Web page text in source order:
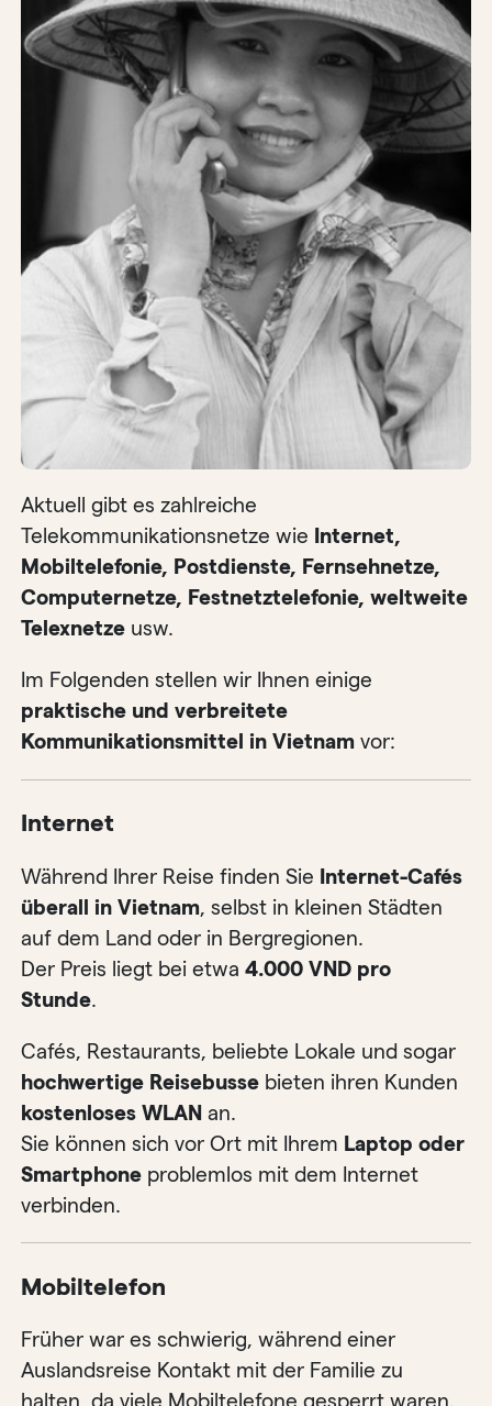
Aktuell gibt es zahlreiche
Telekommunikationsnetze wie Internet,
Mobiltelefonie, Postdienste, Fernsehnetze,
Computernetze, Festnetztelefonie, weltweite
Telexnetze usw.
Im Folgenden stellen wir Ihnen einige
praktische und verbreitete
Kommunikationsmittel in Vietnam vor:
Internet
Während Ihrer Reise finden Sie Internet-Cafés
überall in Vietnam, selbst in kleinen Städten
auf dem Land oder in Bergregionen.
Der Preis liegt bei etwa4.000 VND pro
Stunde.
Cafés, Restaurants, beliebte Lokale und sogar
hochwertige Reisebusse bieten ihren Kunden
kostenloses WLAN an.
Sie können sich vor Ort mit Ihrem Laptop oder
Smartphone problemlos mit dem Internet
verbinden.
Mobiltelefon
Früher war es schwierig, während einer
Auslandsreise Kontakt mit der Familie zu
halten, da viele Mobiltelefone gesperrt waren.